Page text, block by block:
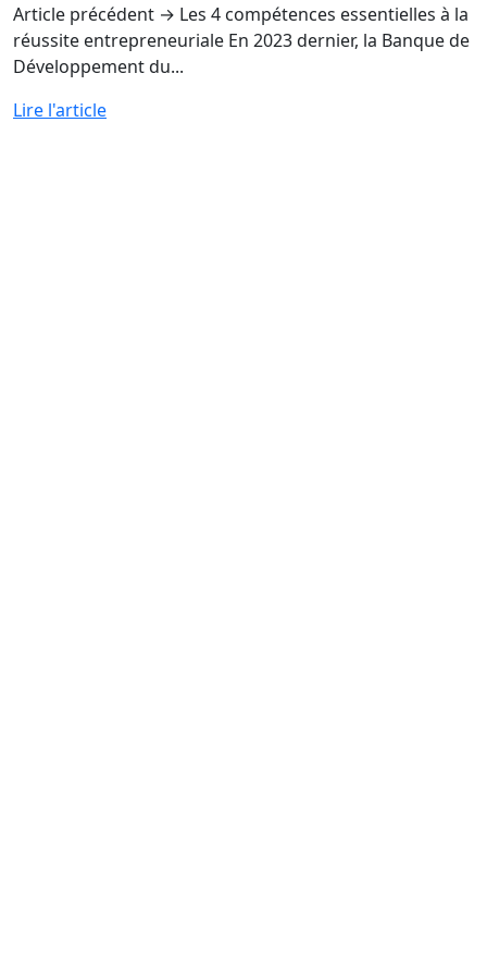
Article précédent → Les 4 compétences essentielles à la
réussite entrepreneuriale En 2023 dernier, la Banque de
Développement du...
Lire l'article